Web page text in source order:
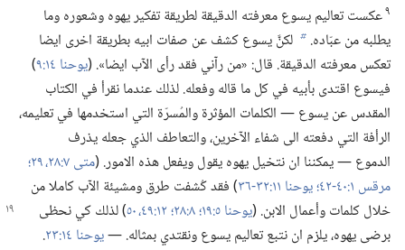
٩عكست تعاليم يسوع معرفته الدقيقة لطريقة تفكير يهوه وشعوره وما
يطلبه من عبّاده.‏ b لكنَّ يسوع كشف عن صفات ابيه بطريقة اخرى ايضا
تعكس معرفته الدقيقة.‏ قال:‏ «من رآني فقد رأى الآب ايضا».‏ (‏يوحنا ١٤:‏٩
‏)‏
فيسوع اقتدى بأبيه في كل ما قاله وفعله.‏ لذلك عندما نقرأ في الكتاب
المقدس عن يسوع —‏ الكلمات المؤثرة والمُسرّة التي استخدمها في تعليمه،‏
الرأفة التي دفعته الى شفاء الآخرين،‏ والتعاطف الذي جعله يذرف
الدموع —‏ يمكننا ان نتخيل يهوه يقول ويفعل هذه الامور.‏ (‏متى ٧:‏​٢٨،‏ ٢٩؛‏
مرقس ١:‏​٤٠-‏٤٢؛‏
يوحنا ١١:‏​٣٢-‏٣٦
‏)‏ فقد كُشفت طرق ومشيئة الآب كاملا من
خلال كلمات وأعمال الابن.‏ (‏يوحنا ٥:‏١٩؛‏ ‏)‏ لذلك كينحظى
برضى يهوه،‏ يلزم ان نتبع تعاليم يسوع ونقتدي بمثاله.‏ —‏يوحنا ١٤:‏٢٣ ‏.‏